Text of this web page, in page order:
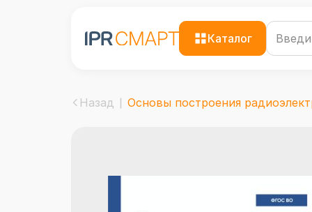
Каталог
Назад Основы построения